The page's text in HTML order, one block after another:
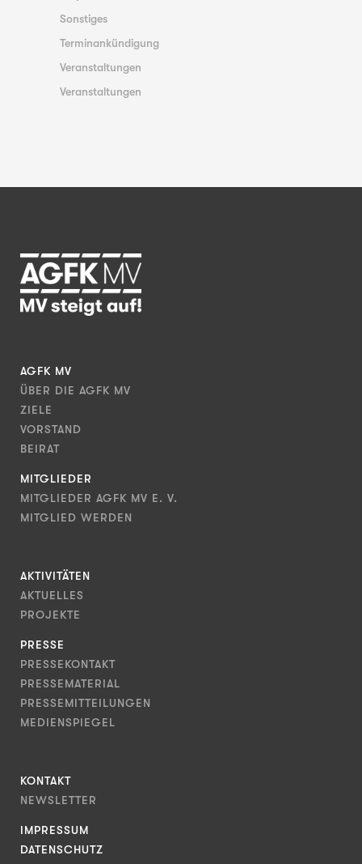
Sonstiges
Terminankündigung
Veranstaltungen
Veranstaltungen
AGFK MV
ÜBER DIE AGFK MV
ZIELE
VORSTAND
BEIRAT
MITGLIEDER
MITGLIEDER AGFK MV E. V.
MITGLIED WERDEN
AKTIVITÄTEN
AKTUELLES
PROJEKTE
PRESSE
PRESSEKONTAKT
PRESSEMATERIAL
PRESSEMITTEILUNGEN
MEDIENSPIEGEL
KONTAKT
NEWSLETTER
IMPRESSUM
DATENSCHUTZ